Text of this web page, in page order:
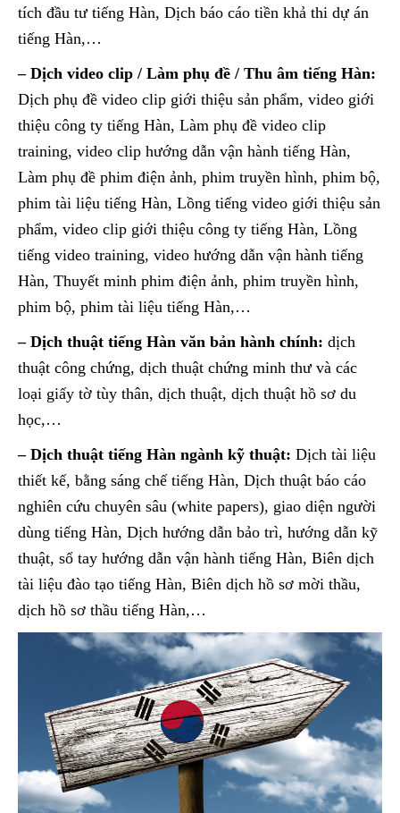
tích đầu tư tiếng Hàn, Dịch báo cáo tiền khả thi dự án
tiếng Hàn,…
– Dịch video clip / Làm phụ đề / Thu âm tiếng Hàn:
Dịch phụ đề video clip giới thiệu sản phẩm, video giới
thiệu công ty tiếng Hàn, Làm phụ đề video clip
training, video clip hướng dẫn vận hành tiếng Hàn,
Làm phụ đề phim điện ảnh, phim truyền hình, phim bộ,
phim tài liệu tiếng Hàn, Lồng tiếng video giới thiệu sản
phẩm, video clip giới thiệu công ty tiếng Hàn, Lồng
tiếng video training, video hướng dẫn vận hành tiếng
Hàn, Thuyết minh phim điện ảnh, phim truyền hình,
phim bộ, phim tài liệu tiếng Hàn,…
– Dịch thuật tiếng Hàn văn bản hành chính: dịch
thuật công chứng, dịch thuật chứng minh thư và các
loại giấy tờ tùy thân, dịch thuật, dịch thuật hồ sơ du
học,…
– Dịch thuật tiếng Hàn ngành kỹ thuật: Dịch tài liệu
thiết kế, bằng sáng chế tiếng Hàn, Dịch thuật báo cáo
nghiên cứu chuyên sâu (white papers), giao diện người
dùng tiếng Hàn, Dịch hướng dẫn bảo trì, hướng dẫn kỹ
thuật, sổ tay hướng dẫn vận hành tiếng Hàn, Biên dịch
tài liệu đào tạo tiếng Hàn, Biên dịch hồ sơ mời thầu,
dịch hồ sơ thầu tiếng Hàn,…